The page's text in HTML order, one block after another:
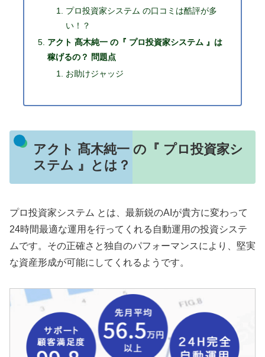
プロ投資家システム の口コミは酷評が多
い！？
アクト 髙木純一 の『 プロ投資家システム 』は
稼げるの？ 問題点
お助けジャッジ
アクト 髙木純一 の『 プロ投資家シ
ステム 』とは？
プロ投資家システム とは、最新鋭のAIが貴方に変わって
24時間最適な運用を行ってくれる自動運用の投資システ
ムです。その正確さと独自のパフォーマンスにより、堅実
な資産形成が可能にしてくれるようです。